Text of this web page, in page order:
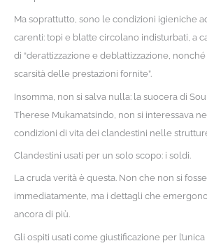
Ma soprattutto, sono le condizioni igieniche
carenti: topi e blatte circolano indisturbati, a
di “derattizzazione e deblattizzazione,
scarsità delle prestazioni fornite”.
Insomma, non si salva nulla: la suocera di
Therese Mukamatsindo, non si interessava
condizioni di vita dei clandestini nelle
Clandestini usati per un solo scopo: i soldi.
La cruda verità è questa. Non che non si
immediatamente, ma i dettagli che
ancora di più.
Gli ospiti usati come giustificazione per